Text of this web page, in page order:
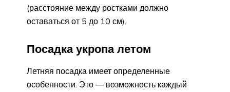
(расстояние между ростками должно
оставаться от 5 до 10 см).
Посадка укропа летом
Летняя посадка имеет определенные
особенности. Это — возможность каждый